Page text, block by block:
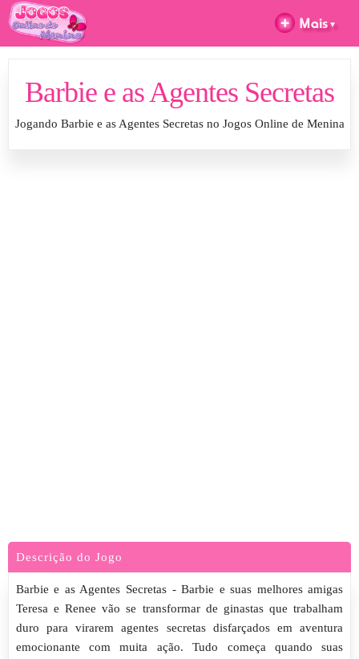
Barbie e as Agentes Secretas
Jogando Barbie e as Agentes Secretas no Jogos Online de Menina
Descrição do Jogo
Barbie e as Agentes Secretas - Barbie e suas melhores amigas
Teresa e Renee vão se transformar de ginastas que trabalham
duro para virarem agentes secretas disfarçados em aventura
emocionante com muita ação. Tudo começa quando suas